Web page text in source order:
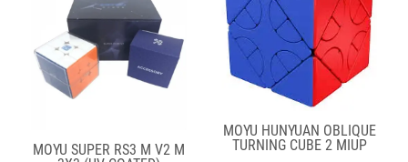
MOYU SUPER RS3 M V2 M
MOYU HUNYUAN OBLIQUE
TURNING CUBE 2 MIUP